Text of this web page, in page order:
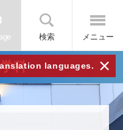
検索 メニュー
languages. ×
科